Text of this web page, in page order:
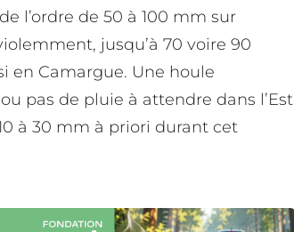
l’ordre de 50 à 100 mm sur
jusqu’à 70 voire 90
en Camargue. Une houle
pas de pluie à attendre dans l’Est
à 30 mm à priori durant cet